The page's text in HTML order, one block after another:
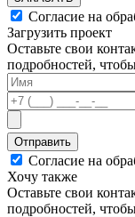
Согласие на
Загрузить проект
Оставьте свои
подробностей,
Отправить
Согласие на
Хочу также
Оставьте свои
подробностей,